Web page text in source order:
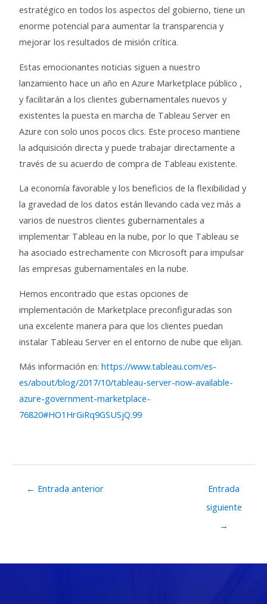
estratégico en todos los aspectos del gobierno, tiene un
enorme potencial para aumentar la transparencia y
mejorar los resultados de misión crítica.
Estas emocionantes noticias siguen a nuestro
lanzamiento hace un año en Azure Marketplace público ,
y facilitarán a los clientes gubernamentales nuevos y
existentes la puesta en marcha de Tableau Server en
Azure con solo unos pocos clics. Este proceso mantiene
la adquisición directa y puede trabajar directamente a
través de su acuerdo de compra de Tableau existente.
La economía favorable y los beneficios de la flexibilidad y
la gravedad de los datos están llevando cada vez más a
varios de nuestros clientes gubernamentales a
implementar Tableau en la nube, por lo que Tableau se
ha asociado estrechamente con Microsoft para impulsar
las empresas gubernamentales en la nube.
Hemos encontrado que estas opciones de
implementación de Marketplace preconfiguradas son
una excelente manera para que los clientes puedan
instalar Tableau Server en el entorno de nube que elijan.
Más información en: https://www.tableau.com/es-
es/about/blog/2017/10/tableau-server-now-available-
azure-government-marketplace-
76820#HO1HrGiRq9GSUSjQ.99
← Entrada anterior
Entrada
siguiente
→